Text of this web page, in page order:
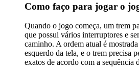
Como faço para jogar o
Quando o jogo começa, um trem
que possui vários interruptores e
caminho. A ordem atual é
esquerdo da tela, e o trem precisa
exatos de acordo com a sequência